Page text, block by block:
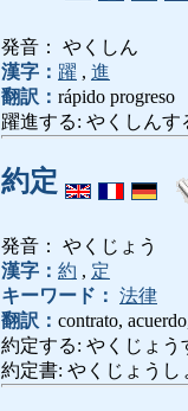
発音： やくしん
漢字： 躍 , 進
翻訳： rápido progreso
躍進する: やくしんす
約定
発音： やくじょう
漢字： 約 , 定
キーワード： 法律
翻訳： contrato,
約定する: やくじょう
約定書: やくじょうし